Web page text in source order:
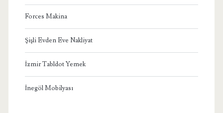
Forces Makina
Şişli Evden Eve Nakliyat
İzmir Tabldot Yemek
İnegöl Mobilyası